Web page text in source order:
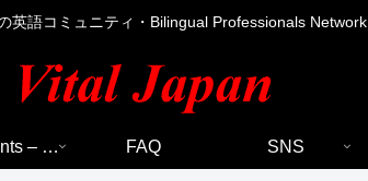
英語コミュニティ・Bilingual Professionals Network
Past Events – 過去のイベント FAQ SNS